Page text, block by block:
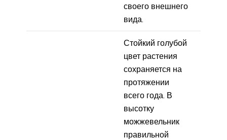
своего внешнего
вида.
Стойкий голубой
цвет растения
сохраняется на
протяжении
всего года. В
высотку
можжевельник
правильной